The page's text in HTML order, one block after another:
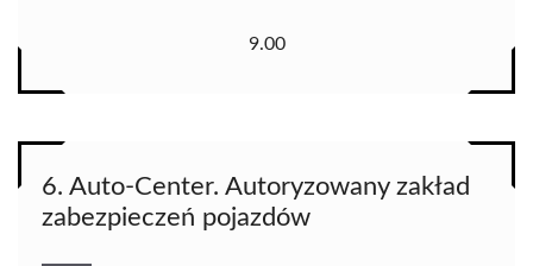
9.00
6. Auto-Center. Autoryzowany zakład
zabezpieczeń pojazdów